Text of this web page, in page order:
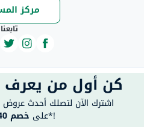
مركز
تابعنا
كن أول من يعرف
اشترك الآن لتصلك أحدث عروض
على خصم 40٪ على طلبك الأول مباشرةً*!